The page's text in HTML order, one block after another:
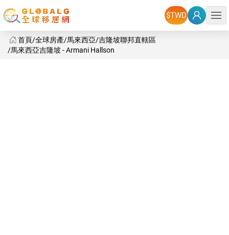
選單
首頁 全球房產 馬來西亞 吉隆坡聯邦直轄區
馬來西亞吉隆坡 - Armani Hallson